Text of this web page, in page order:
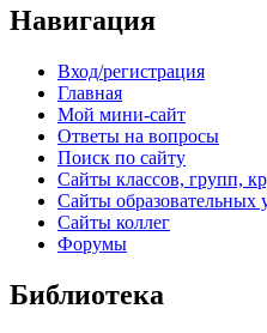
Навигация
Вход/регистрация
Главная
Мой мини-сайт
Ответы на вопросы
Поиск по сайту
Сайты классов, групп,
Сайты образовательных
Сайты коллег
Форумы
Библиотека